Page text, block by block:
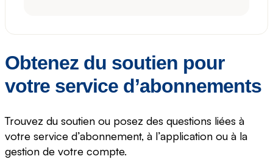
Obtenez du soutien pour
votre service d’abonnements
Trouvez du soutien ou posez des questions liées à
votre service d’abonnement, à l’application ou à la
gestion de votre compte.